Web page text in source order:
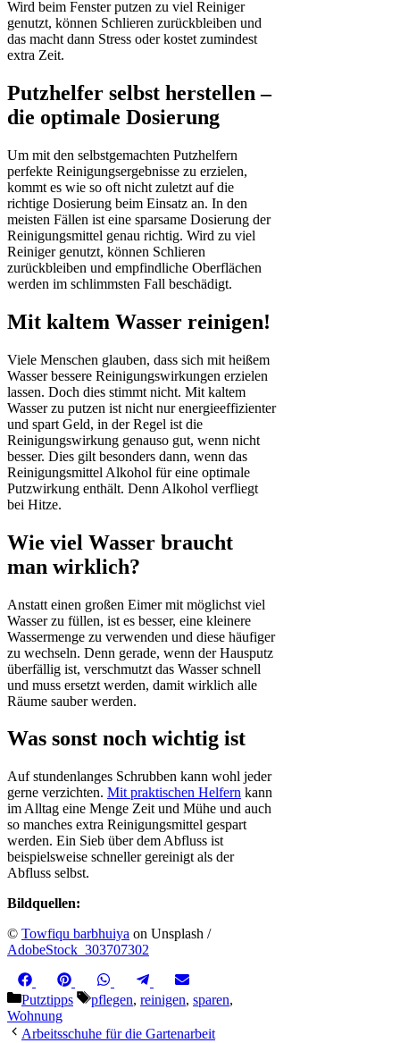
Wird beim Fenster putzen zu viel Reiniger
genutzt, können Schlieren zurückbleiben und
das macht dann Stress oder kostet zumindest
extra Zeit.
Putzhelfer selbst herstellen –
die optimale Dosierung
Um mit den selbstgemachten Putzhelfern
perfekte Reinigungsergebnisse zu erzielen,
kommt es wie so oft nicht zuletzt auf die
richtige Dosierung beim Einsatz an. In den
meisten Fällen ist eine sparsame Dosierung der
Reinigungsmittel genau richtig. Wird zu viel
Reiniger genutzt, können Schlieren
zurückbleiben und empfindliche Oberflächen
werden im schlimmsten Fall beschädigt.
Mit kaltem Wasser reinigen!
Viele Menschen glauben, dass sich mit heißem
Wasser bessere Reinigungswirkungen erzielen
lassen. Doch dies stimmt nicht. Mit kaltem
Wasser zu putzen ist nicht nur energieeffizienter
und spart Geld, in der Regel ist die
Reinigungswirkung genauso gut, wenn nicht
besser. Dies gilt besonders dann, wenn das
Reinigungsmittel Alkohol für eine optimale
Putzwirkung enthält. Denn Alkohol verfliegt
bei Hitze.
Wie viel Wasser braucht
man wirklich?
Anstatt einen großen Eimer mit möglichst viel
Wasser zu füllen, ist es besser, eine kleinere
Wassermenge zu verwenden und diese häufiger
zu wechseln. Denn gerade, wenn der Hausputz
überfällig ist, verschmutzt das Wasser schnell
und muss ersetzt werden, damit wirklich alle
Räume sauber werden.
Was sonst noch wichtig ist
Auf stundenlanges Schrubben kann wohl jeder
gerne verzichten. Mit praktischen Helfern kann
im Alltag eine Menge Zeit und Mühe und auch
so manches extra Reinigungsmittel gespart
werden. Ein Sieb über dem Abfluss ist
beispielsweise schneller gereinigt als der
Abfluss selbst.
Bildquellen:
© Towfiqu barbhuiya on Unsplash /
AdobeStock_303707302
Share
on
FacebookShare
on
Pinterest Share
on
WhatsAppShare
on
TelegramShare
on
Kategorien
Putztipps Schlagwörter
pflegen, reinigen, sparen,
Wohnung
Arbeitsschuhe für die Gartenarbeit